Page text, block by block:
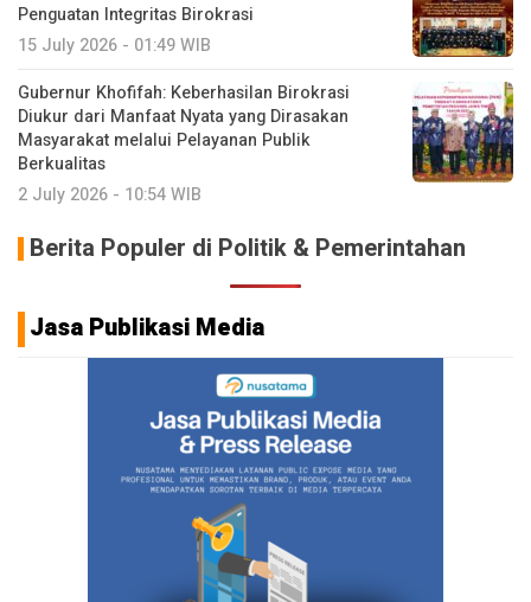
Penguatan Integritas Birokrasi
15 July 2026 - 01:49 WIB
Gubernur Khofifah: Keberhasilan Birokrasi
Diukur dari Manfaat Nyata yang Dirasakan
Masyarakat melalui Pelayanan Publik
Berkualitas
2 July 2026 - 10:54 WIB
Berita Populer di Politik & Pemerintahan
Jasa Publikasi Media